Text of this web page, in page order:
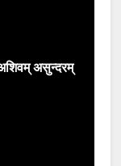
असुन्दरम्